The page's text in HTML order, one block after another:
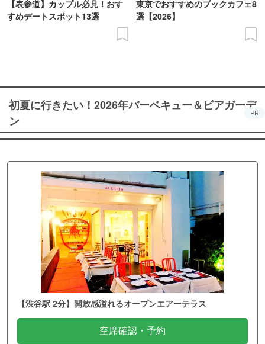
【表参道】カップル必見！おす
すめデートスポット13選
東京でおすすめのブックカフェ8
選【2026】
初夏に行きたい！2026年バーベキュー＆ビアガーデ
ン
PR
【渋谷駅 2分】開放感溢れるオープンエアーテラス
空席確認・予約